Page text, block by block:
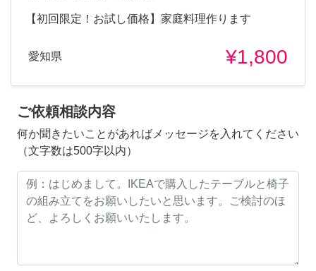
【初回限定！お試し価格】家庭料理作ります
愛知県 ¥1,800
ご依頼相談内容
何か聞きたいことがあればメッセージを入れてください
（文字数は500字以内）